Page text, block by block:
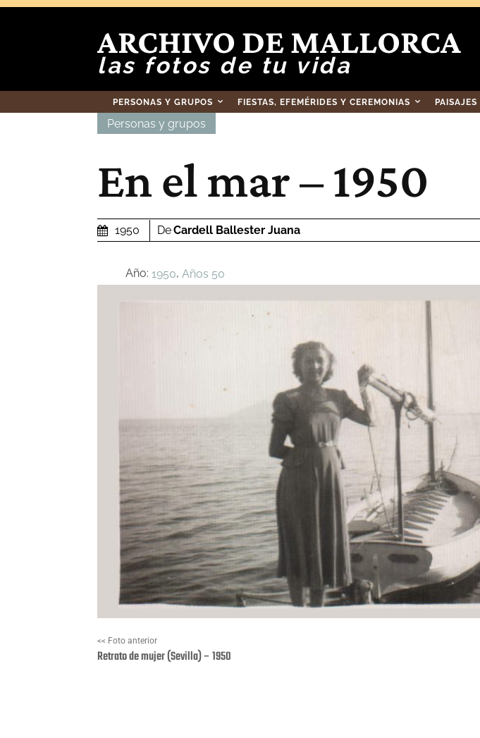
ARCHIVO DE MALLORCA
las fotos de tu vida
PERSONAS Y GRUPOS FIESTAS, EFEMÉRIDES Y CEREMONIAS
Personas y grupos
En el mar – 1950
1950 DeCardell Ballester Juana
Año: 1950, Años 50
<< Foto anterior
Retrato de mujer (Sevilla) – 1950